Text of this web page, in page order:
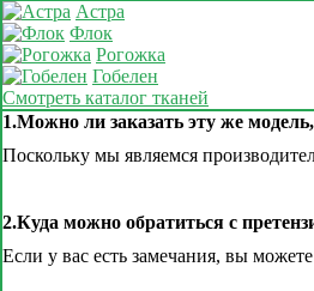
Астра
Флок
Рогожка
Гобелен
Смотреть каталог тканей
1.Можно ли заказать эту же
Поскольку мы являемся
2.Куда можно обратиться с
Если у вас есть замечания, вы